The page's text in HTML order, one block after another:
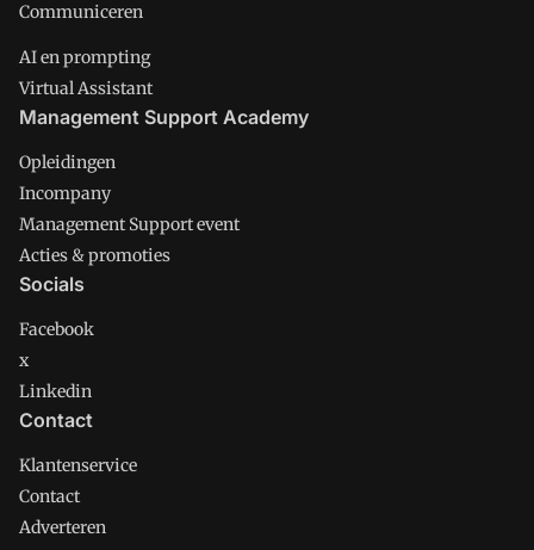
Communiceren
AI en prompting
Virtual Assistant
Management Support Academy
Opleidingen
Incompany
Management Support event
Acties & promoties
Socials
Facebook
x
Linkedin
Contact
Klantenservice
Contact
Adverteren